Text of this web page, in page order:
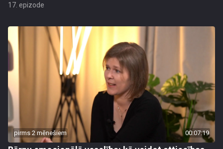
17. epizode
pirms 2 mēnešiem 00:07:19